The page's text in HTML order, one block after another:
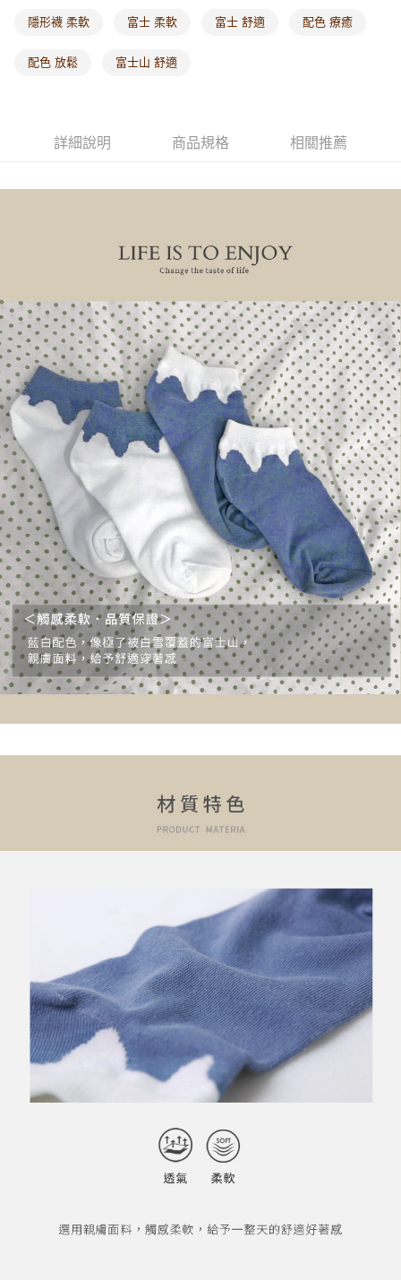
隱形襪 柔軟 富士 柔軟 富士 舒適 配色 療癒
配色 放鬆 富士山 舒適
詳細說明 商品規格 相關推薦